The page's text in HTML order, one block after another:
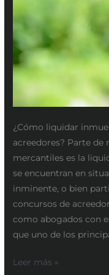
¿Cómo liquidar
acreedores? Parte
mercantiles es la
se encuentran en
inminente, o bien
concursos de
como abogados con
que uno de los
Leer más »